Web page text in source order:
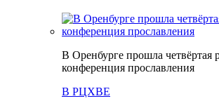
В Оренбурге прошла четвёртая
конференция прославления
В РЦХВЕ